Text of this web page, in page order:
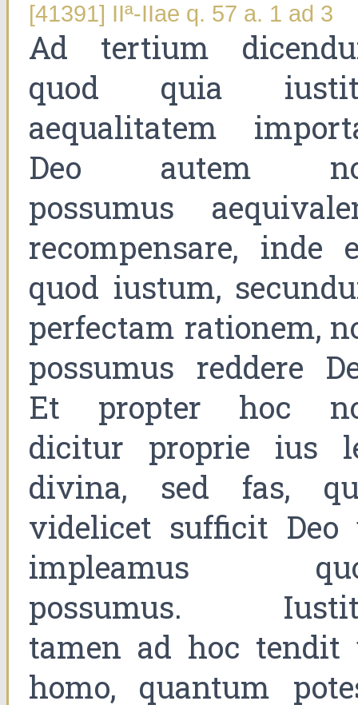
[41391] IIª-IIae q. 57 a. 1 ad 3
Ad tertium
quod quia
aequalitatem
Deo autem
possumus
recompensare, inde
quod iustum,
perfectam rationem,
possumus reddere
Et propter hoc
dicitur proprie ius
divina, sed fas,
videlicet sufficit Deo
impleamus
possumus.
tamen ad hoc tendit
homo, quantum